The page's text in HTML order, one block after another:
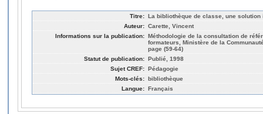
Titre: La bibliothèque de classe, une solution
Auteur: Carette, Vincent
Informations sur la publication: Méthodologie de la consultation de
formateurs, Ministère de la
page (59-64)
Statut de publication: Publié, 1998
Sujet CREF: Pédagogie
Mots-clés: bibliothèque
Langue: Français